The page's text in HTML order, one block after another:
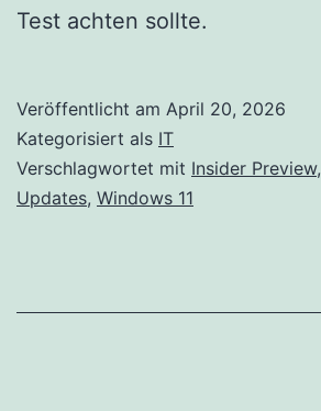
Test achten sollte.
Veröffentlicht am April 20, 2026
Kategorisiert als IT
Verschlagwortet mit Insider Preview,
Updates, Windows 11